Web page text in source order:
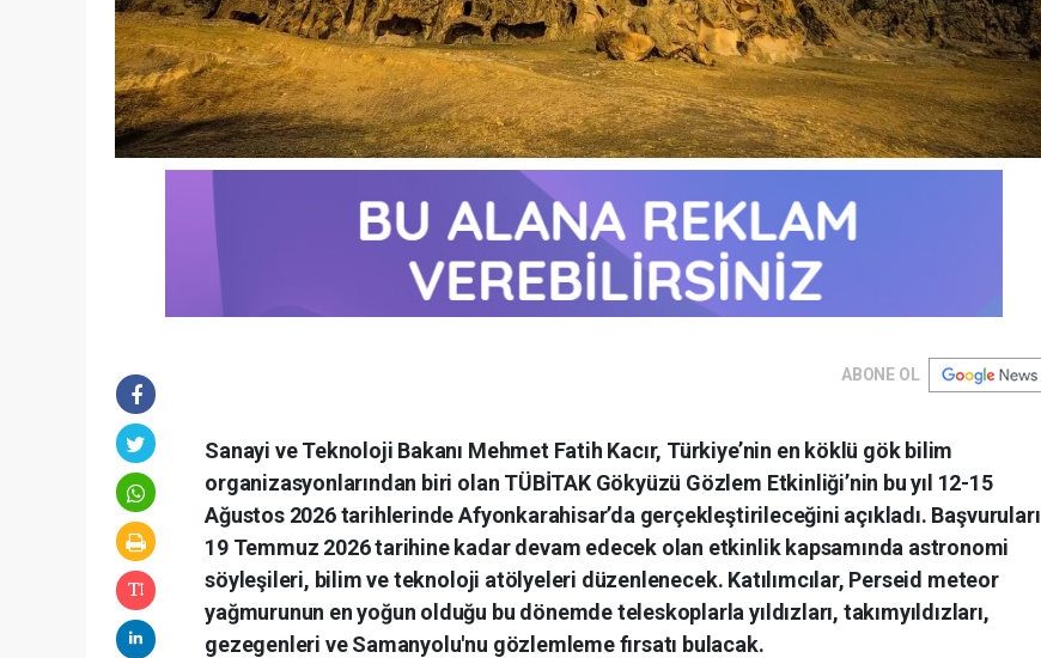
ABONE OL
Sanayi ve Teknoloji Bakanı Mehmet Fatih Kacır, Türkiye’nin en köklü gök bilim
organizasyonlarından biri olan TÜBİTAK Gökyüzü Gözlem Etkinliği’nin bu yıl 12-15
Ağustos 2026 tarihlerinde Afyonkarahisar’da gerçekleştirileceğini açıkladı. Başvuruları
19 Temmuz 2026 tarihine kadar devam edecek olan etkinlik kapsamında astronomi
söyleşileri, bilim ve teknoloji atölyeleri düzenlenecek. Katılımcılar, Perseid meteor
yağmurunun en yoğun olduğu bu dönemde teleskoplarla yıldızları, takımyıldızları,
gezegenleri ve Samanyolu'nu gözlemleme fırsatı bulacak.